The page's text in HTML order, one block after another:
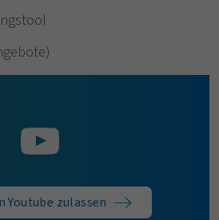
Youtube zulassen